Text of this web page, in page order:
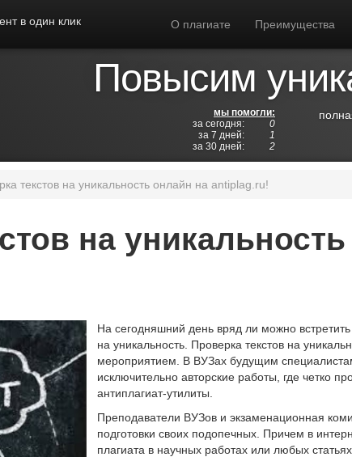
в один клик О плагиате Преимущества
Повысим
мы помогли:
за сегодня:
0
за 7 дней:
1
за 30 дней:
2
текстов на уникальность онлайн на antiplag.ru!
на
На сегодняшний день вряд ли можно встретить
на уникальность. Проверка текстов на
мероприятием. В ВУЗах будущим
исключительно авторские работы, где четко
антиплагиат-утилиты.
Преподаватели ВУЗов и экзаменационная
подготовки своих подопечных. Причем в
плагиата в научных работах или любых